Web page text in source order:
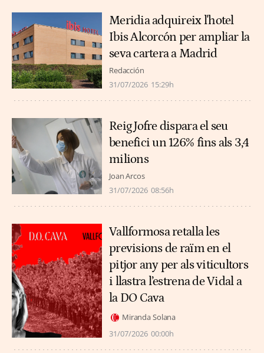
Meridia adquireix l'hotel
Ibis Alcorcón per ampliar la
seva cartera a Madrid
Redacción
31/07/2026 15:29h
Reig Jofre dispara el seu
benefici un 126% fins als 3,4
milions
Joan Arcos
31/07/2026 08:56h
Vallformosa retalla les
previsions de raïm en el
pitjor any per als viticultors
i llastra l’estrena de Vidal a
la DO Cava
Miranda Solana
31/07/2026 00:00h